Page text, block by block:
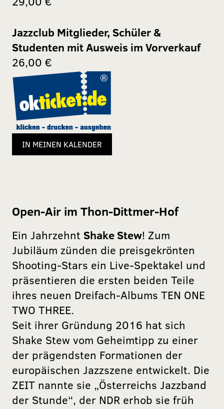
Jazzclub Mitglieder, Schüler &
Studenten mit Ausweis im Vorverkauf
26,00 €
IN MEINEN KALENDER
Open-Air im Thon-Dittmer-Hof
Ein Jahrzehnt Shake Stew! Zum
Jubiläum zünden die preisgekrönten
Shooting-Stars ein Live-Spektakel und
präsentieren die ersten beiden Teile
ihres neuen Dreifach-Albums TEN ONE
TWO THREE.
Seit ihrer Gründung 2016 hat sich
Shake Stew vom Geheimtipp zu einer
der prägendsten Formationen der
europäischen Jazzszene entwickelt. Die
ZEIT nannte sie „Österreichs Jazzband
der Stunde“, der NDR erhob sie früh